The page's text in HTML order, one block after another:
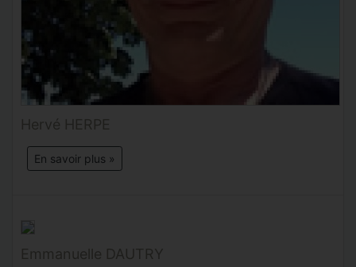
Hervé HERPE
En savoir plus »
Emmanuelle DAUTRY